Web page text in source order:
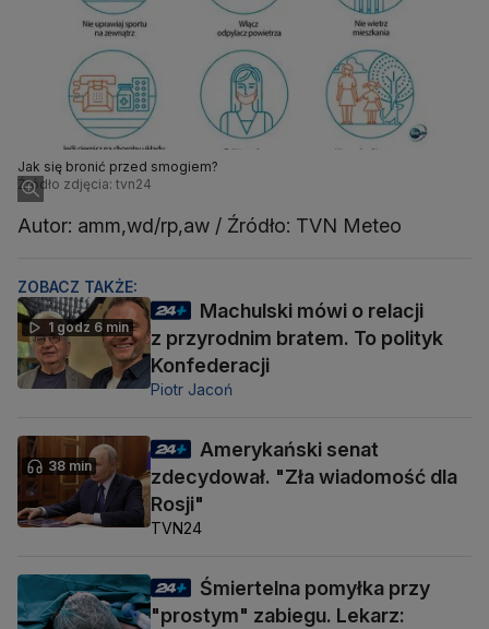
Jak się bronić przed smogiem?
Źródło zdjęcia: tvn24
Autor: amm,wd/rp,aw / Źródło: TVN Meteo
ZOBACZ TAKŻE:
1 godz 6 min
Machulski mówi o relacji
z przyrodnim bratem. To polityk
Konfederacji
Piotr Jacoń
38 min
Amerykański senat
zdecydował. "Zła wiadomość dla
Rosji"
TVN24
Śmiertelna pomyłka przy
"prostym" zabiegu. Lekarz: